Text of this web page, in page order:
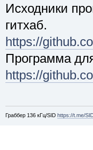
Исходники
гитхаб.
https://
Программа
https://
Граббер 136 кГц/SID https://t.me/